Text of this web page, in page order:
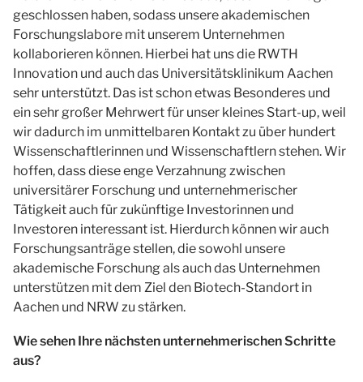
geschlossen haben, sodass unsere akademischen
Forschungslabore mit unserem Unternehmen
kollaborieren können. Hierbei hat uns die RWTH
Innovation und auch das Universitätsklinikum Aachen
sehr unterstützt. Das ist schon etwas Besonderes und
ein sehr großer Mehrwert für unser kleines Start-up, weil
wir dadurch im unmittelbaren Kontakt zu über hundert
Wissenschaftlerinnen und Wissenschaftlern stehen. Wir
hoffen, dass diese enge Verzahnung zwischen
universitärer Forschung und unternehmerischer
Tätigkeit auch für zukünftige Investorinnen und
Investoren interessant ist. Hierdurch können wir auch
Forschungsanträge stellen, die sowohl unsere
akademische Forschung als auch das Unternehmen
unterstützen mit dem Ziel den Biotech-Standort in
Aachen und NRW zu stärken.
Wie sehen Ihre nächsten unternehmerischen Schritte
aus?